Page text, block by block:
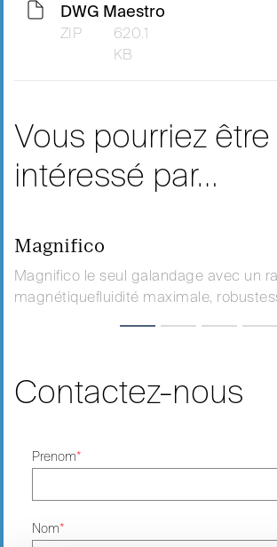
DWG Maestro
ZIP
620.1
KB
Vous pourriez être
intéressé par…
Magnifico
Magnifico le seul galandage avec un
magnétiquefluidité maximale,
Contactez-nous
Prenom*
Nom*